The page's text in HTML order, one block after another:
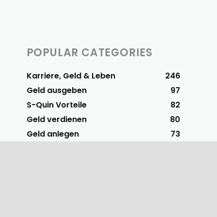
POPULAR CATEGORIES
Karriere, Geld & Leben
246
Geld ausgeben
97
S-Quin Vorteile
82
Geld verdienen
80
Geld anlegen
73